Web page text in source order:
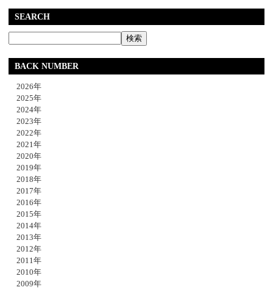
SEARCH
BACK NUMBER
2026年
2025年
2024年
2023年
2022年
2021年
2020年
2019年
2018年
2017年
2016年
2015年
2014年
2013年
2012年
2011年
2010年
2009年